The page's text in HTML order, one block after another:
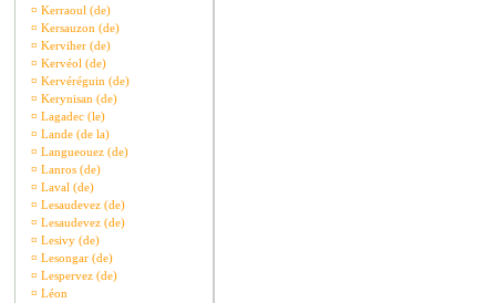
¤ Kerraoul (de)
¤ Kersauzon (de)
¤ Kerviher (de)
¤ Kervéol (de)
¤ Kervéréguin (de)
¤ Kerynisan (de)
¤ Lagadec (le)
¤ Lande (de la)
¤ Langueouez (de)
¤ Lanros (de)
¤ Laval (de)
¤ Lesaudevez (de)
¤ Lesaudevez (de)
¤ Lesivy (de)
¤ Lesongar (de)
¤ Lespervez (de)
¤ Léon